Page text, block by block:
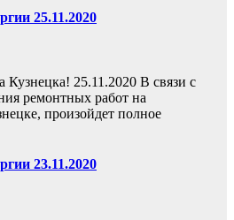
25.11.2020
25.11.2020 В связи с
ремонтных работ на
произойдет полное
23.11.2020